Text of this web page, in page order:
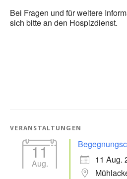
Bei Fragen und für weitere
sich bitte an den Hospizdienst.
VERANSTALTUNGEN
11
Aug.
11 Aug.